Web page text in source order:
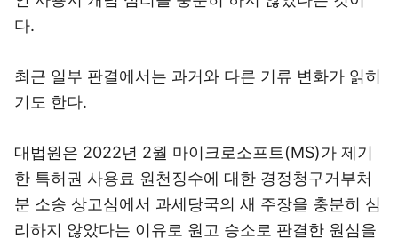
다.
최근 일부 판결에서는 과거와 다른 기류 변화가 읽히
기도 한다.
대법원은 2022년 2월 마이크로소프트(MS)가 제기
한 특허권 사용료 원천징수에 대한 경정청구거부처
분 소송 상고심에서 과세당국의 새 주장을 충분히 심
리하지 않았다는 이유로 원고 승소로 판결한 원심을